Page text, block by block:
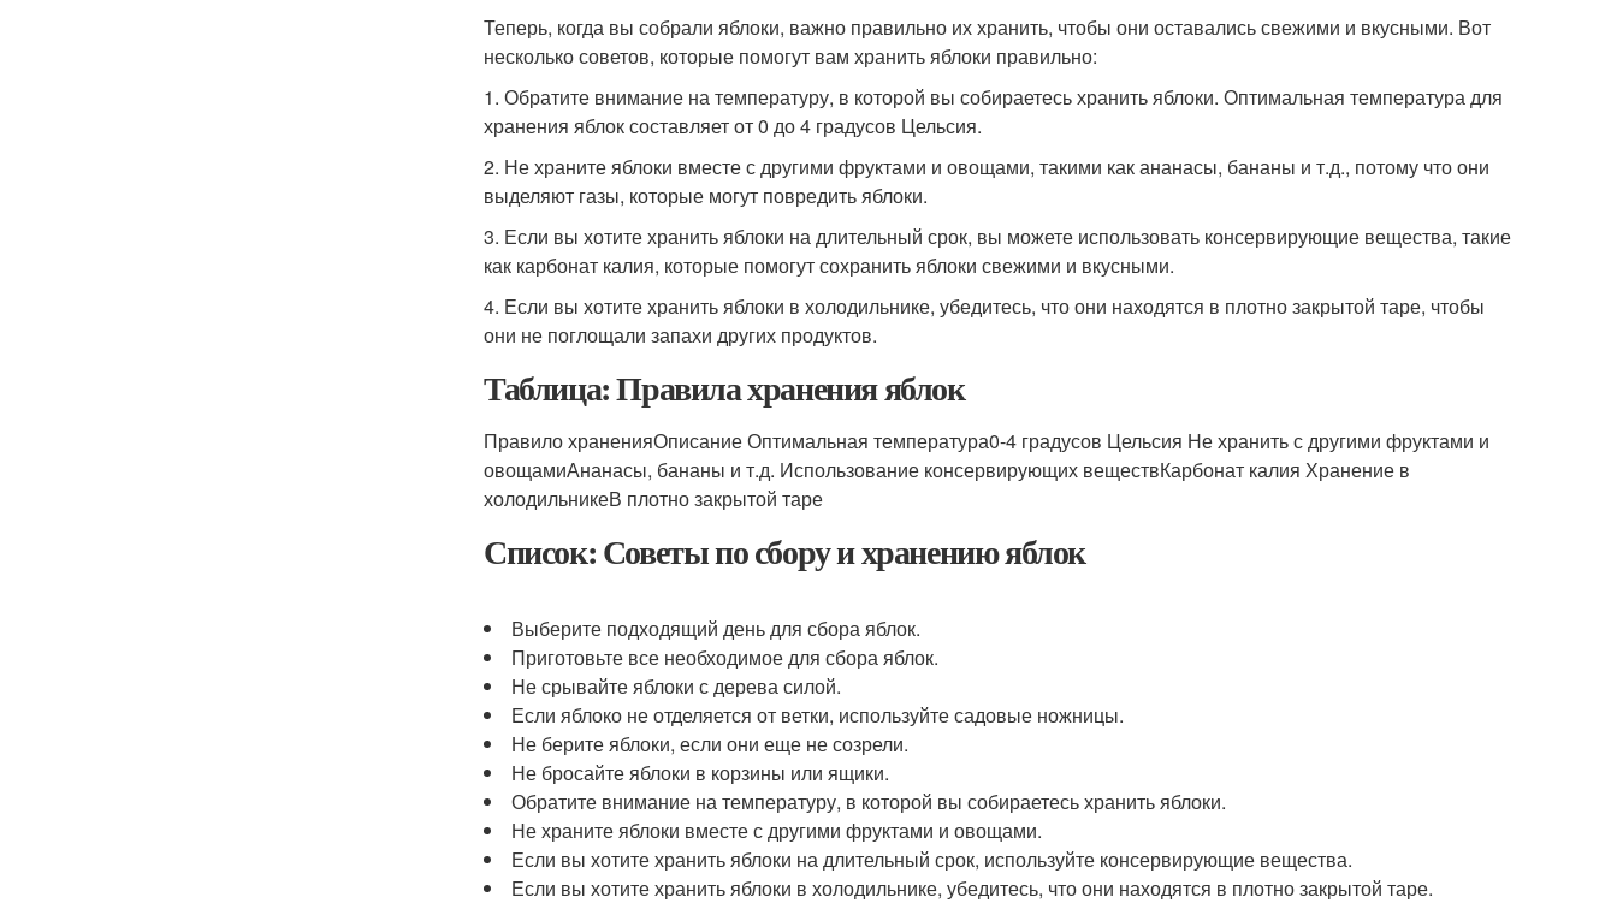
Теперь, когда вы собрали яблоки, важно правильно их хранить, чтобы они оставались свежими и вкусными. Вот
несколько советов, которые помогут вам хранить яблоки правильно:
1. Обратите внимание на температуру, в которой вы собираетесь хранить яблоки. Оптимальная температура для
хранения яблок составляет от 0 до 4 градусов Цельсия.
2. Не храните яблоки вместе с другими фруктами и овощами, такими как ананасы, бананы и т.д., потому что они
выделяют газы, которые могут повредить яблоки.
3. Если вы хотите хранить яблоки на длительный срок, вы можете использовать консервирующие вещества, такие
как карбонат калия, которые помогут сохранить яблоки свежими и вкусными.
4. Если вы хотите хранить яблоки в холодильнике, убедитесь, что они находятся в плотно закрытой таре, чтобы
они не поглощали запахи других продуктов.
Таблица: Правила хранения яблок
Правило храненияОписание Оптимальная температура0-4 градусов Цельсия Не хранить с другими фруктами и
овощамиАнанасы, бананы и т.д. Использование консервирующих веществКарбонат калия Хранение в
холодильникеВ плотно закрытой таре
Список: Советы по сбору и хранению яблок
Выберите подходящий день для сбора яблок.
Приготовьте все необходимое для сбора яблок.
Не срывайте яблоки с дерева силой.
Если яблоко не отделяется от ветки, используйте садовые ножницы.
Не берите яблоки, если они еще не созрели.
Не бросайте яблоки в корзины или ящики.
Обратите внимание на температуру, в которой вы собираетесь хранить яблоки.
Не храните яблоки вместе с другими фруктами и овощами.
Если вы хотите хранить яблоки на длительный срок, используйте консервирующие вещества.
Если вы хотите хранить яблоки в холодильнике, убедитесь, что они находятся в плотно закрытой таре.